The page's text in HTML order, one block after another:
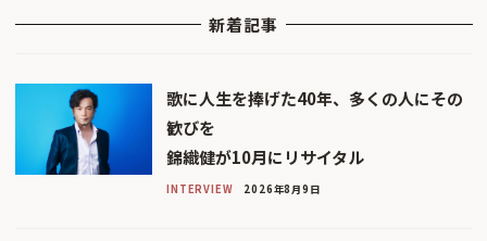
新着記事
歌に人生を捧げた40年、多くの人にその
歓びを
錦織健が10月にリサイタル
INTERVIEW 2026年8月9日